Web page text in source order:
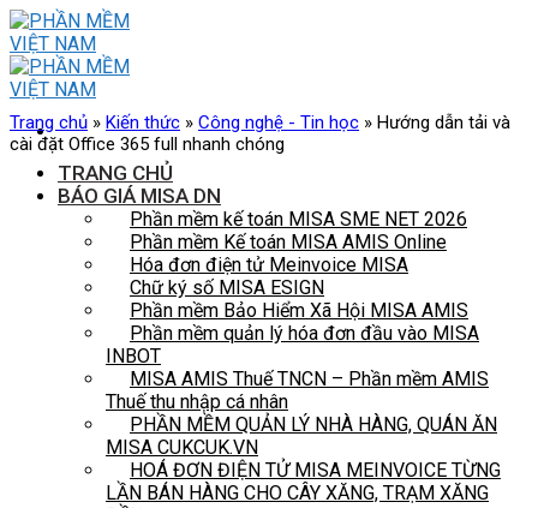
Skip
to
content
TRANG CHỦ
BÁO GIÁ MISA DN
Phần mềm kế toán MISA SME NET 2026
Phần mềm Kế toán MISA AMIS Online
Hóa đơn điện tử Meinvoice MISA
Chữ ký số MISA ESIGN
Phần mềm Bảo Hiểm Xã Hội MISA AMIS
Phần mềm quản lý hóa đơn đầu vào MISA
INBOT
MISA AMIS Thuế TNCN – Phần mềm AMIS
Thuế thu nhập cá nhân
PHẦN MỀM QUẢN LÝ NHÀ HÀNG, QUÁN ĂN
MISA CUKCUK.VN
HOÁ ĐƠN ĐIỆN TỬ MISA MEINVOICE TỪNG
LẦN BÁN HÀNG CHO CÂY XĂNG, TRẠM XĂNG
Trang chủ » Kiến thức » Công nghệ - Tin học » Hướng dẫn tải và
cài đặt Office 365 full nhanh chóng